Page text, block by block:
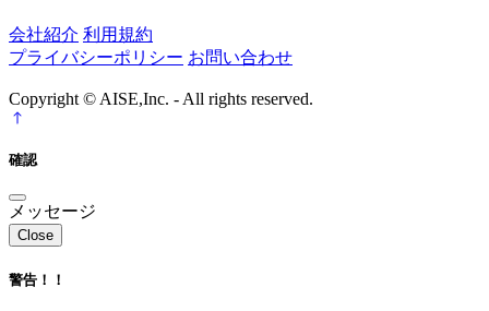
会社紹介 利用規約
プライバシーポリシー お問い合わせ
Copyright © AISE,Inc. - All rights reserved.
確認
メッセージ
Close
警告！！